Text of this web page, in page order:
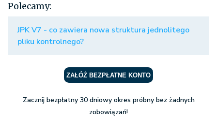
Polecamy:
JPK V7 - co zawiera nowa struktura jednolitego
pliku kontrolnego?
ZAŁÓŻ BEZPŁATNE KONTO
Zacznij bezpłatny 30 dniowy okres próbny bez żadnych
zobowiązań!